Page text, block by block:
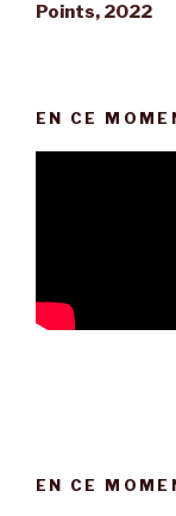
Points, 2022
EN CE
EN CE